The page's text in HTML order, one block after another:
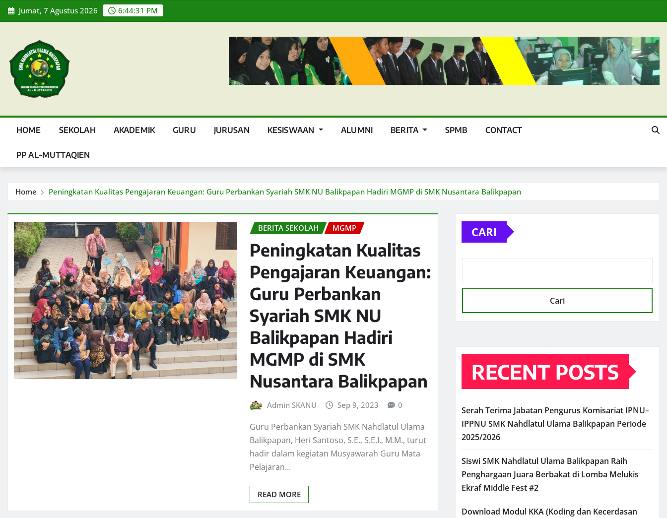
Skip
to
Jumat, 7 Agustus 2026 6:44:32 PM
HOME SEKOLAH AKADEMIK GURU JURUSAN KESISWAAN ALUMNI BERITA SPMB CONTACT
PP AL-MUTTAQIEN
Home Peningkatan Kualitas Pengajaran Keuangan: Guru Perbankan Syariah SMK NU Balikpapan Hadiri MGMP di SMK Nusantara Balikpapan
BERITA SEKOLAH MGMP
Peningkatan Kualitas
Pengajaran Keuangan:
Guru Perbankan
Syariah SMK NU
Balikpapan Hadiri
MGMP di SMK
Nusantara Balikpapan
Admin SKANU Sep 9, 2023 0
Guru Perbankan Syariah SMK Nahdlatul Ulama
Balikpapan, Heri Santoso, S.E., S.E.I., M.M., turut
hadir dalam kegiatan Musyawarah Guru Mata
Pelajaran…
READ MORE
CARI
Cari
RECENT POSTS
Serah Terima Jabatan Pengurus Komisariat IPNU–
IPPNU SMK Nahdlatul Ulama Balikpapan Periode
2025/2026
Siswi SMK Nahdlatul Ulama Balikpapan Raih
Penghargaan Juara Berbakat di Lomba Melukis
Ekraf Middle Fest #2
Download Modul KKA (Koding dan Kecerdasan